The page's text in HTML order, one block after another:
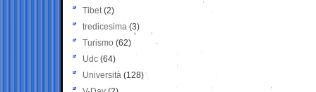
Tibet(2)
tredicesima (3)
Turismo (62)
Udc (64)
Università (128)